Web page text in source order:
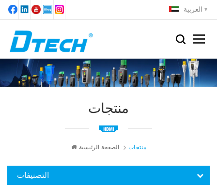
العربية
منتجات
الصفحة الرئيسية منتجات
التصنيفات